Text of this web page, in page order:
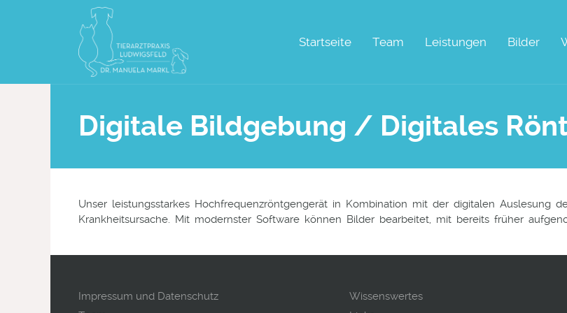
Startseite Team Leistungen Bilder
Digitale Bildgebung / Digitales
Unser leistungsstarkes Hochfrequenzröntgengerät in Kombination mit der digitalen Auslesung
Krankheitsursache. Mit modernster Software können Bilder bearbeitet, mit bereits früher
Impressum und Datenschutz
Wissenswertes